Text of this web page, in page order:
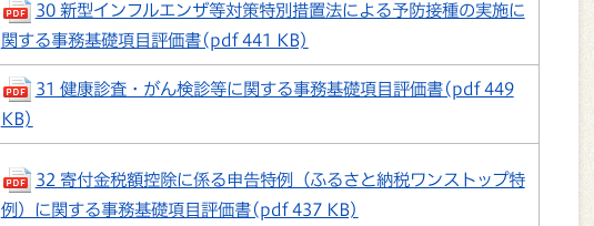
30 新型インフルエンザ等対策特別措置法による予防接種の実施に
関する事務基礎項目評価書(pdf 441 KB)
31 健康診査・がん検診等に関する事務基礎項目評価書(pdf 449
KB)
32 寄付金税額控除に係る申告特例（ふるさと納税ワンストップ特
例）に関する事務基礎項目評価書(pdf 437 KB)